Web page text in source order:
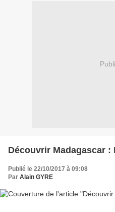
Découvrir Madagascar :
Publié le 22/10/2017 à 09:08
Par Alain GYRE